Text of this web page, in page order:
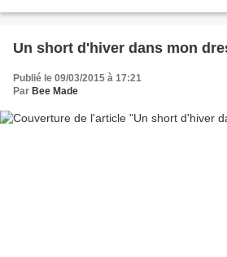
Un short d'hiver dans mon
Publié le 09/03/2015 à 17:21
Par Bee Made